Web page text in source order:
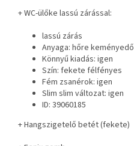
+ WC-ülőke lassú zárással:
lassú zárás
Anyaga: hőre keményedő
Könnyű kiadás: igen
Szín: fekete félfényes
Fém zsanérok: igen
Slim slim változat: igen
ID: 39060185
+ Hangszigetelő betét (fekete)